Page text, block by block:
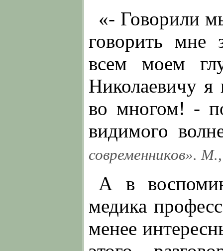
«- Говорили
говорить мне
всем моем
Николаевичу
во многом! -
видимого
современников».
А в
медика
менее